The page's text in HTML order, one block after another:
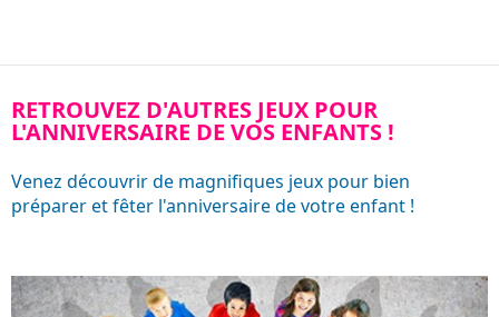
RETROUVEZ D'AUTRES JEUX POUR
L'ANNIVERSAIRE DE VOS ENFANTS !
Venez découvrir de magnifiques jeux pour bien
préparer et fêter l'anniversaire de votre enfant !